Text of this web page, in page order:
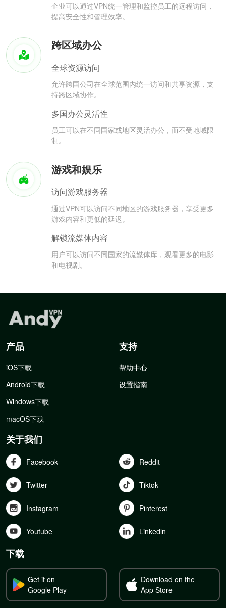
企业可以通过VPN统一管理和监控员工的远程访问，
提高安全性和管理效率。
跨区域办公
全球资源访问
允许跨国公司在全球范围内统一访问和共享资源，支
持跨区域协作。
多国办公灵活性
员工可以在不同国家或地区灵活办公，而不受地域限
制。
游戏和娱乐
访问游戏服务器
通过VPN可以访问不同地区的游戏服务器，享受更多
游戏内容和更低的延迟。
解锁流媒体内容
用户可以访问不同国家的流媒体库，观看更多的电影
和电视剧。
产品
iOS下载
Android下载
Windows下载
macOS下载
支持
帮助中心
设置指南
关于我们
Facebook Reddit
Twitter Tiktok
Instagram Pinterest
Youtube Linkedln
下载
Get it on
Google Play
Download on the
App Store